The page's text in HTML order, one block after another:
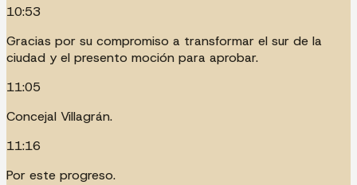
10:53
Gracias por su compromiso a transformar el sur de la
ciudad y el presento moción para aprobar.
11:05
Concejal Villagrán.
11:16
Por este progreso.